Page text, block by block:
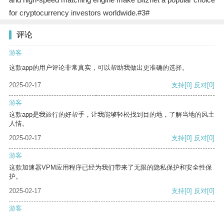
for cryptocurrency investors worldwide.#3#
评论
游客
这款app的用户评论非常真实，可以帮助我做出更准确的选择。
2025-02-17 支持[0] 反对[0]
游客
这款app是我旅行的好帮手，让我能够轻松找到目的地，了解当地的风土
人情。
2025-02-17
支持[0] 反对[0]
游客
这款加速器VPM应用程序已经为我们带来了无限的隐私保护和安全性保
护。
2025-02-17
支持[0] 反对[0]
游客